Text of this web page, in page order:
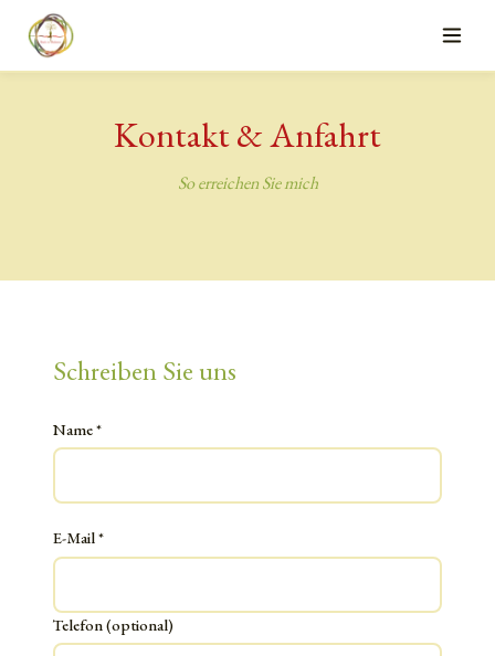
Kontakt & Anfahrt
So erreichen Sie mich
Schreiben Sie uns
Name*
E-Mail*
Telefon (optional)